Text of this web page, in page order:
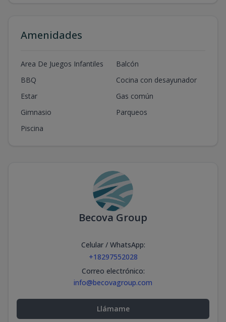
Amenidades
Area De Juegos Infantiles
Balcón
BBQ
Cocina con desayunador
Estar
Gas común
Gimnasio
Parqueos
Piscina
Becova Group
Celular / WhatsApp:
+18297552028
Correo electrónico:
info@becovagroup.com
Llámame